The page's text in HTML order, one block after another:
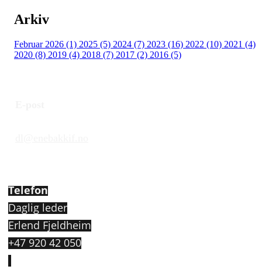
Arkiv
Februar 2026 (1) 2025 (5) 2024 (7) 2023 (16) 2022 (10) 2021 (4)
2020 (8) 2019 (4) 2018 (7) 2017 (2) 2016 (5)
Telefon
Daglig leder
Erlend Fjeldheim
+47 920 42 050